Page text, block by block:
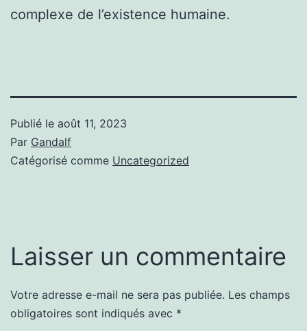
complexe de l’existence humaine.
Publié le août 11, 2023
Par Gandalf
Catégorisé comme Uncategorized
Laisser un commentaire
Votre adresse e-mail ne sera pas publiée. Les champs
obligatoires sont indiqués avec *